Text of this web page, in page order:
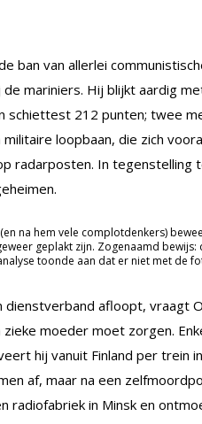
ban van allerlei
mariniers. Hij blijkt aardig
schiettest 212 punten; twee
loopbaan, die zich
radarposten. In
na hem vele complotdenkers)
geplakt zijn. Zogenaamd
toonde aan dat er niet met de
dienstverband afloopt, vraagt
moeder moet zorgen.
hij vanuit Finland per trein
af, maar na een
radiofabriek in Minsk en